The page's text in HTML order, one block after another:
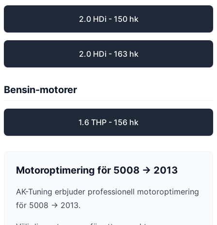
2.0 HDi - 150 hk
2.0 HDi - 163 hk
Bensin-motorer
1.6 THP - 156 hk
Motoroptimering för 5008 -> 2013
AK-Tuning erbjuder professionell motoroptimering
för 5008 -> 2013.